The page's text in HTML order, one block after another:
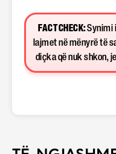
FACT CHECK:Synimi
lajmet në mënyrë të
diçka që nuk shkon,